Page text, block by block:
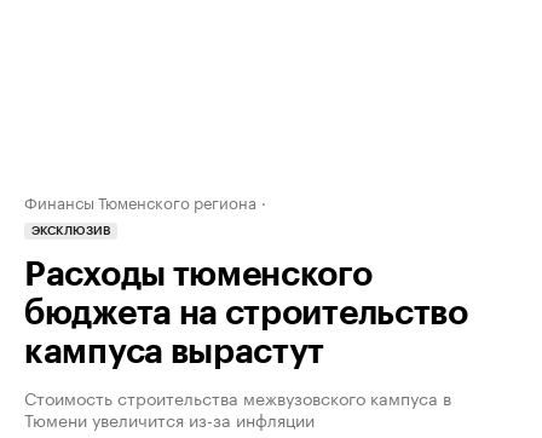
Финансы Тюменского региона
ЭКСКЛЮЗИВ
Расходы тюменского
бюджета на строительство
кампуса вырастут
Стоимость строительства межвузовского кампуса в
Тюмени увеличится из-за инфляции